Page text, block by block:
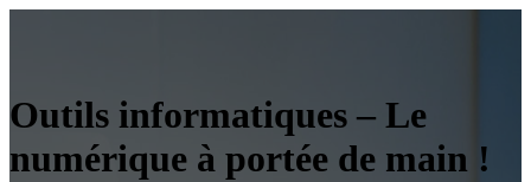
Outils informatiques – Le
numérique à portée de main !